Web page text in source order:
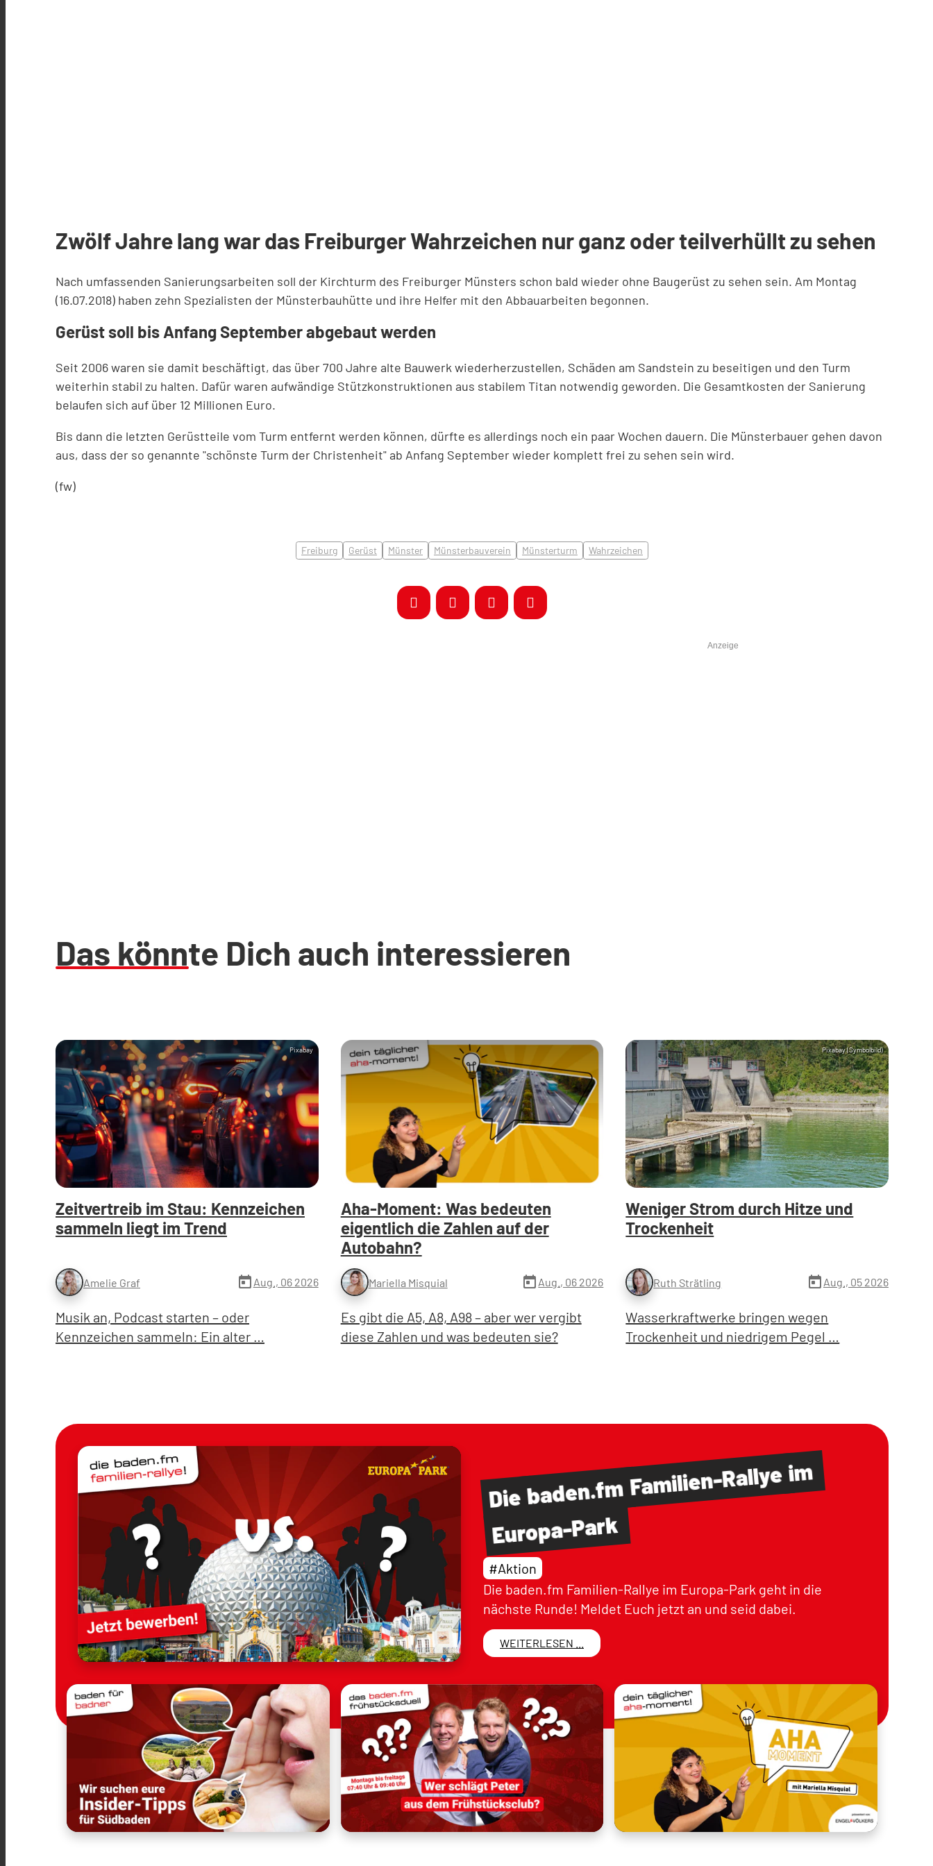
Zwölf Jahre lang war das Freiburger Wahrzeichen nur ganz oder teilverhüllt zu sehen
Nach umfassenden Sanierungsarbeiten soll der Kirchturm des Freiburger Münsters schon bald wieder ohne Baugerüst zu sehen sein. Am Montag
(16.07.2018) haben zehn Spezialisten der Münsterbauhütte und ihre Helfer mit den Abbauarbeiten begonnen.
Gerüst soll bis Anfang September abgebaut werden
Seit 2006 waren sie damit beschäftigt, das über 700 Jahre alte Bauwerk wiederherzustellen, Schäden am Sandstein zu beseitigen und den Turm
weiterhin stabil zu halten. Dafür waren aufwändige Stützkonstruktionen aus stabilem Titan notwendig geworden. Die Gesamtkosten der Sanierung
belaufen sich auf über 12 Millionen Euro.
Bis dann die letzten Gerüstteile vom Turm entfernt werden können, dürfte es allerdings noch ein paar Wochen dauern. Die Münsterbauer gehen davon
aus, dass der so genannte "schönste Turm der Christenheit" ab Anfang September wieder komplett frei zu sehen sein wird.
(fw)
Freiburg Gerüst Münster Münsterbauverein Münsterturm Wahrzeichen
Anzeige
Das könnte Dich auch interessieren
Pixabay
Zeitvertreib im Stau: Kennzeichen
sammeln liegt im Trend
Amelie Graf today Aug., 06 2026
Musik an, Podcast starten – oder
Kennzeichen sammeln: Ein alter …
Aha-Moment: Was bedeuten
eigentlich die Zahlen auf der
Autobahn?
Mariella Misquial todayAug., 06 2026
Es gibt die A5, A8, A98 – aber wer vergibt
diese Zahlen und was bedeuten sie?
Pixabay (Symbolbild)
Weniger Strom durch Hitze und
Trockenheit
Ruth Strätling today Aug., 05 2026
Wasserkraftwerke bringen wegen
Trockenheit und niedrigem Pegel …
Die baden.fmFamilien-Rallyeim
Europa-Park
#Aktion
Die baden.fm Familien-Rallye im Europa-Park geht in die
nächste Runde! Meldet Euch jetzt an und seid dabei.
WEITERLESEN ...